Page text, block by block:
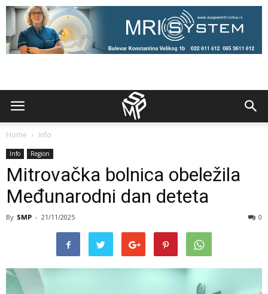
Home Info
Info Region
Mitrovačka bolnica obeležila
Međunarodni dan deteta
By SMP - 21/11/2025 0